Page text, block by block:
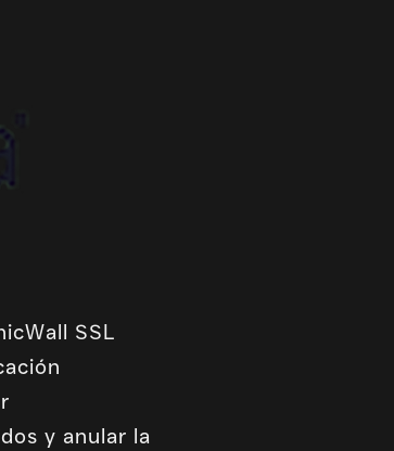
SSL
y anular la